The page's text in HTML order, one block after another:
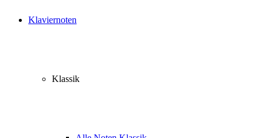
Klaviernoten
Klassik